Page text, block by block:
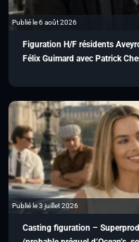
Publié le 6 août 2026
Figuration H/F résidents
Félix Guimard avec Patrick
Publié le 3 juillet 2026
Casting figuration –